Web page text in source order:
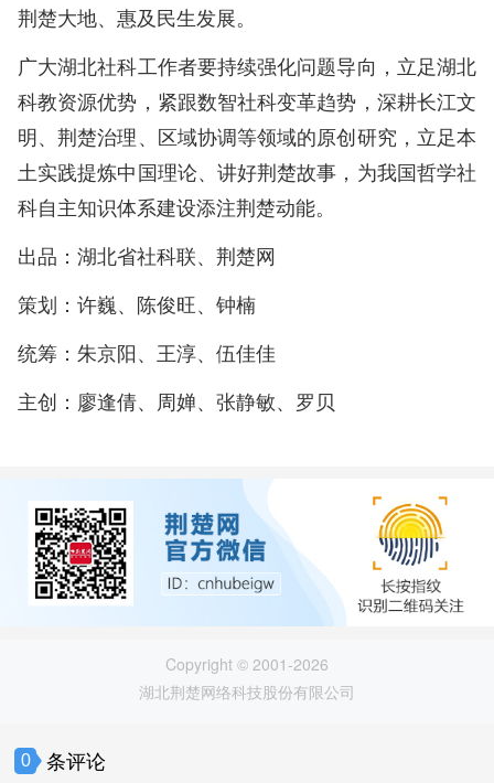
荆楚大地、惠及民生发展。
广大湖北社科工作者要持续强化问题导向，立足湖北
科教资源优势，紧跟数智社科变革趋势，深耕长江文
明、荆楚治理、区域协调等领域的原创研究，立足本
土实践提炼中国理论、讲好荆楚故事，为我国哲学社
科自主知识体系建设添注荆楚动能。
出品：湖北省社科联、荆楚网
策划：许巍、陈俊旺、钟楠
统筹：朱京阳、王淳、伍佳佳
主创：廖逢倩、周婵、张静敏、罗贝
Copyright © 2001-2026
湖北荆楚网络科技股份有限公司
0 条评论